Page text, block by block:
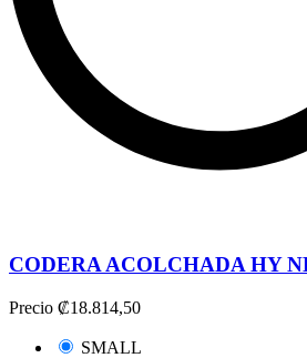
CODERA ACOLCHADA HY
Precio ₡18.814,50
SMALL